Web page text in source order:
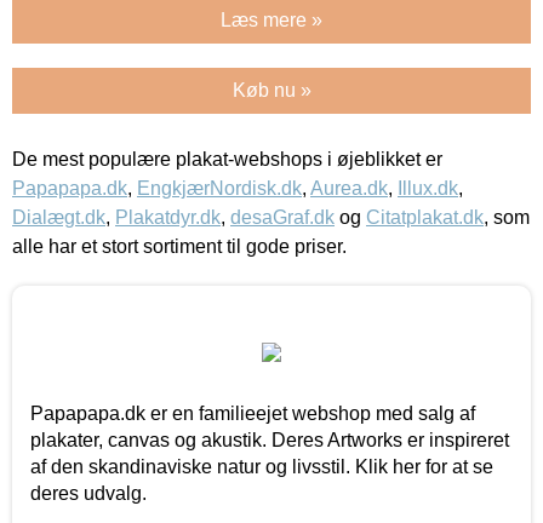
Læs mere »
Køb nu »
De mest populære plakat-webshops i øjeblikket er
Papapapa.dk, EngkjærNordisk.dk, Aurea.dk, Illux.dk,
Dialægt.dk, Plakatdyr.dk, desaGraf.dk og Citatplakat.dk, som
alle har et stort sortiment til gode priser.
Papapapa.dk er en familieejet webshop med salg af
plakater, canvas og akustik. Deres Artworks er inspireret
af den skandinaviske natur og livsstil. Klik her for at se
deres udvalg.